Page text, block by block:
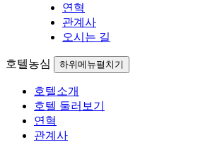
연혁
관계사
오시는 길
호텔농심 하위메뉴펼치기
호텔소개
호텔 둘러보기
연혁
관계사